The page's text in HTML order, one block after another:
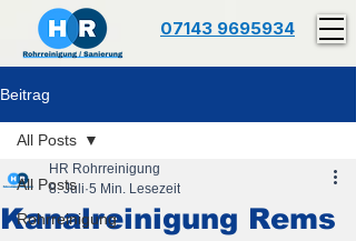
07143 9695934
Beitrag
All Posts
Rohrreinigung
All Posts
Kanalreinigung Rems
HR Rohrreinigung
8. Juli 5 Min. Lesezeit